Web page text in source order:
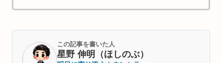
この記事を書いた人
星野 伸明（ほしのぶ）